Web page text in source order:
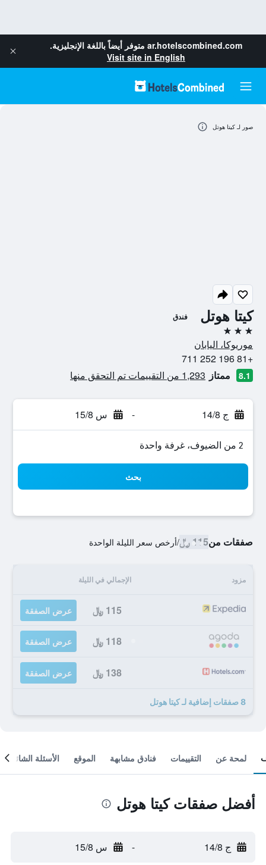
ar.hotelscombined.com متوفر أيضاً باللغة الإنجليزية.
Visit site in English
كيتا هوتل فندق
3 نجوم
موريوكا، اليابان
+81 196 252 711
8.1 ممتاز 1,293 من التقييمات تم التحقق منها
ج 14/8 - س 15/8
2 من الضيوف، غرفة واحدة
بحث
صفقات من115 ﷼ /أرخص سعر الليلة الواحدة
مزود الإجمالي في الليلة
115 ﷼ عرض الصفقة
118 ﷼ عرض الصفقة
138 ﷼ عرض الصفقة
8 صفقات إضافية لـ كيتا هوتل
صور لـ كيتا هوتل
لمحة عن التقييمات فنادق مشابهة الموقع الأسئلة الشائعة
أفضل صفقات كيتا هوتل
ج 14/8 - س 15/8